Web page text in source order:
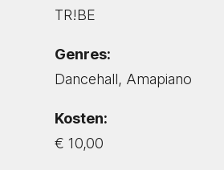
TR!BE
Genres:
Dancehall, Amapiano
Kosten:
€ 10,00